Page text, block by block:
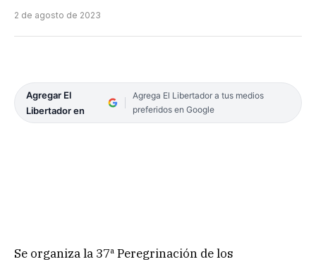
2 de agosto de 2023
Agregar El
Libertador en
Agrega El Libertador a tus medios
preferidos en Google
Se organiza la 37ª Peregrinación de los